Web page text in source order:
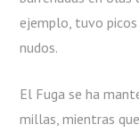
ejemplo, tuvo
nudos.
El Fuga se ha
millas, mientras